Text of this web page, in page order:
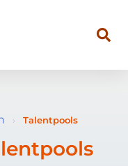
› Talentpools